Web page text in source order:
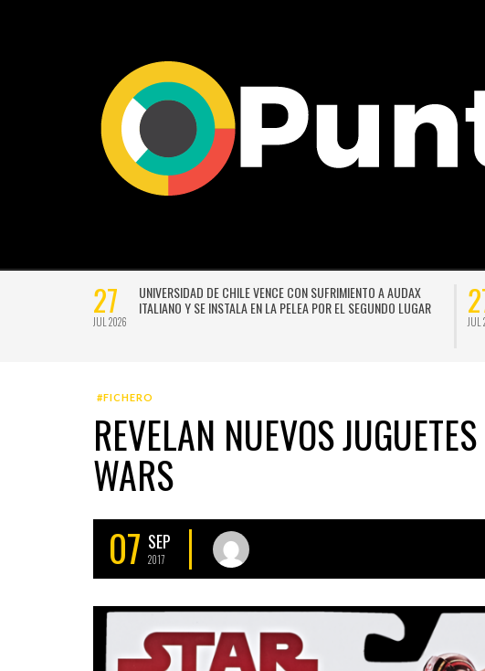
27
JUL 2026
UNIVERSIDAD DE CHILE VENCE CON SUFRIMIENTO A AUDAX
ITALIANO Y SE INSTALA EN LA PELEA POR EL SEGUNDO LUGAR
JUL
#FICHERO
REVELAN NUEVOS
WARS
07 SEP
2017